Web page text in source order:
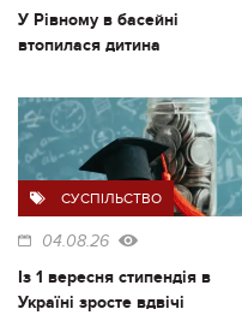
У Рівному в басейні
втопилася дитина
СУСПІЛЬСТВО
04.08.26
Із 1 вересня стипендія в
Україні зросте вдвічі